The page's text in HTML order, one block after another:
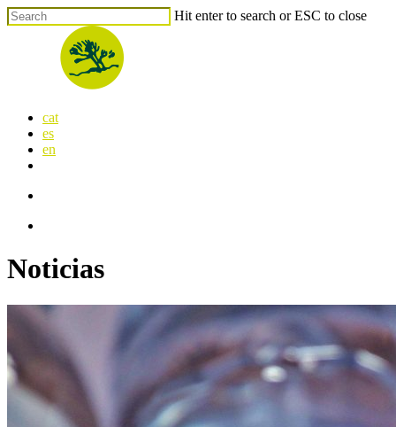
Skip
to
Hit enter to search or ESC to close
search
Menu
cat
es
en
Noticias